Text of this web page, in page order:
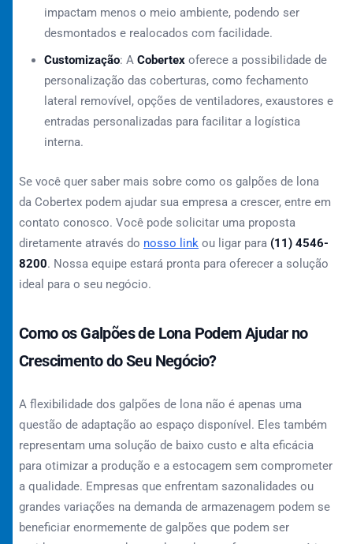
impactam menos o meio ambiente, podendo ser
desmontados e realocados com facilidade.
Customização: A Cobertex oferece a possibilidade de
personalização das coberturas, como fechamento
lateral removível, opções de ventiladores, exaustores e
entradas personalizadas para facilitar a logística
interna.
Se você quer saber mais sobre como os galpões de lona
da Cobertex podem ajudar sua empresa a crescer, entre em
contato conosco. Você pode solicitar uma proposta
diretamente através do nosso link ou ligar para (11) 4546-
8200. Nossa equipe estará pronta para oferecer a solução
ideal para o seu negócio.
Como os Galpões de Lona Podem Ajudar no
Crescimento do Seu Negócio?
A flexibilidade dos galpões de lona não é apenas uma
questão de adaptação ao espaço disponível. Eles também
representam uma solução de baixo custo e alta eficácia
para otimizar a produção e a estocagem sem comprometer
a qualidade. Empresas que enfrentam sazonalidades ou
grandes variações na demanda de armazenagem podem se
beneficiar enormemente de galpões que podem ser